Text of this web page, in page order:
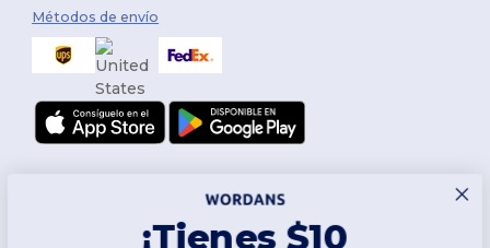
Métodos de envío
¡Tienes $10